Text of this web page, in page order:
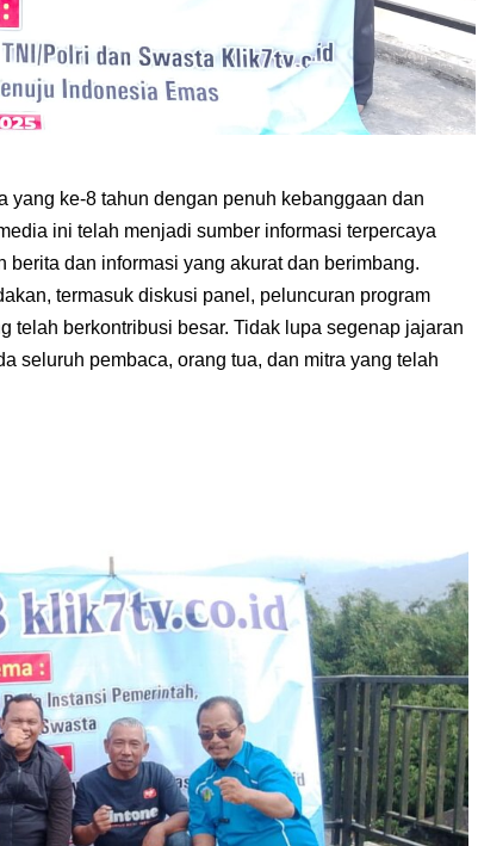
yang ke-8 tahun dengan penuh kebanggaan dan
ini telah menjadi sumber informasi terpercaya
dan informasi yang akurat dan berimbang.
termasuk diskusi panel, peluncuran program
telah berkontribusi besar. Tidak lupa segenap jajaran
seluruh pembaca, orang tua, dan mitra yang telah